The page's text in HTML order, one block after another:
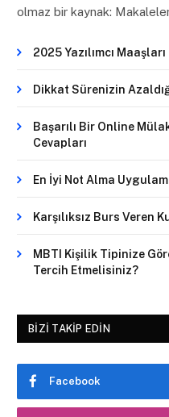
olmaz bir kaynak:
2025 Yazılımcı Maaşları
Dikkat Sürenizin
Başarılı Bir Online
Cevapları
En İyi Not Alma
Karşılıksız Burs Veren
MBTI Kişilik Tipinize
Tercih Etmelisiniz?
BIZI TAKIP EDIN
Facebook